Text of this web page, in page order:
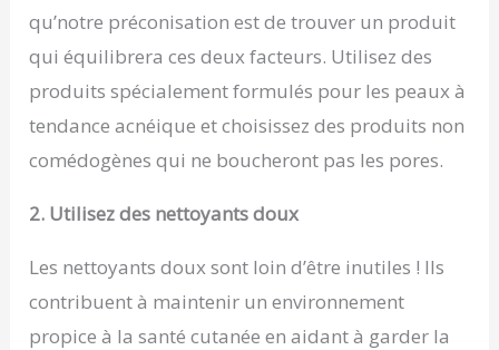
qu’notre préconisation est de trouver un produit
qui équilibrera ces deux facteurs. Utilisez des
produits spécialement formulés pour les peaux à
tendance acnéique et choisissez des produits non
comédogènes qui ne boucheront pas les pores.
2. Utilisez des nettoyants doux
Les nettoyants doux sont loin d’être inutiles ! Ils
contribuent à maintenir un environnement
propice à la santé cutanée en aidant à garder la